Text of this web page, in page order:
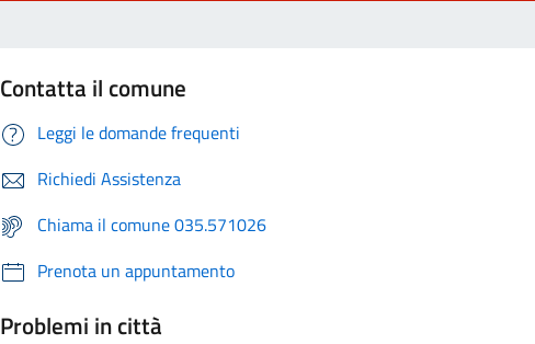
Contatta il comune
Leggi le domande frequenti
Richiedi Assistenza
Chiama il comune 035.571026
Prenota un appuntamento
Problemi in città